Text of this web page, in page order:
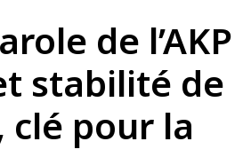
de l’AKP
stabilité de
clé pour la